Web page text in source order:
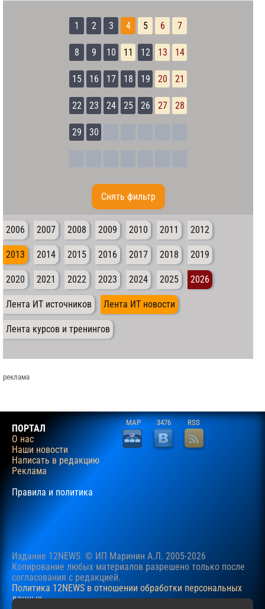
1 2 3 4 5 6 7
8 9 10 11 12 13 14
15 16 17 18 19 20 21
22 23 24 25 26 27 28
29 30
Cнять фильтр
2006 2007 2008 2009 2010 2011 2012
2013 2014 2015 2016 2017 2018 2019
2020 2021 2022 2023 2024 2025 2026
Лента ИТ источников Лента ИТ новости
Лента курсов и тренингов
реклама
ПОРТАЛ
О нас
Наши новости
Написать в редакцию
Реклама
Правила и политика
MAP 3476 RSS
Издание 12NEWS © ИП Маринин А.Л. 2005-2026
Копирование любых материалов разрешено только после
согласования c редакцией.
Политика 12NEWS в отношении обработки персональных
данных